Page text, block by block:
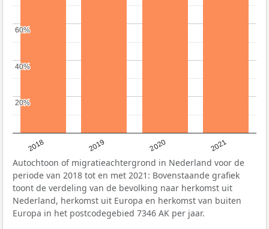
2018 2019 2020 2021
20%
20%
40%
40%
60%
60%
Autochtoon of migratieachtergrond in Nederland voor de
periode van 2018 tot en met 2021: Bovenstaande grafiek
toont de verdeling van de bevolking naar herkomst uit
Nederland, herkomst uit Europa en herkomst van buiten
Europa in het postcodegebied 7346 AK per jaar.